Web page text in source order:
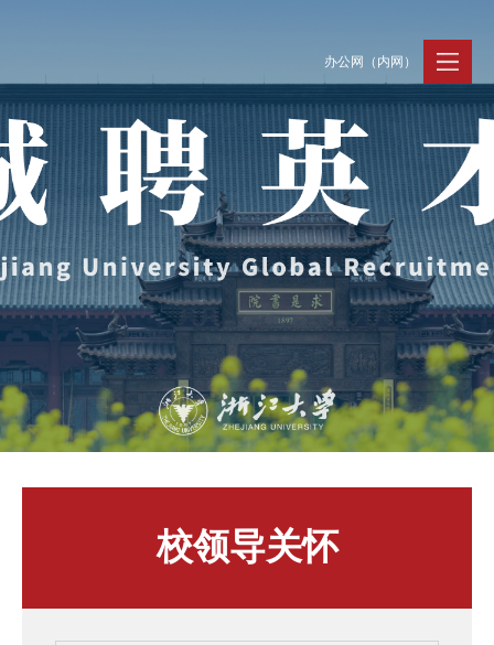
办公网（内网）
聚贤纳才
Jobs @ ZJU
招聘公告
加入我们
走进浙大
Discover ZJU
浙大简况
人才队伍
人才动态
News and Events
新闻速递
人才风采
事业发展
Careers @ ZJU
支持保障
Work and Life
住房资源
校领导关怀